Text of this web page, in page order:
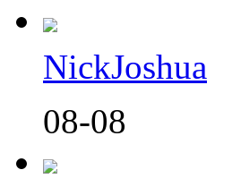
NickJoshua
08-08